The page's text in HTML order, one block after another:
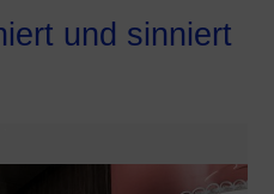
und sinniert